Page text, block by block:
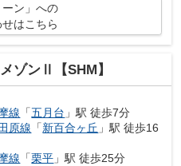
ーン」への
はこちら
ゾンⅡ【SHM】
線 「五月台 」駅 徒歩7分
原線 「新百合ヶ丘 」駅 徒歩16
線 「栗平 」駅 徒歩25分